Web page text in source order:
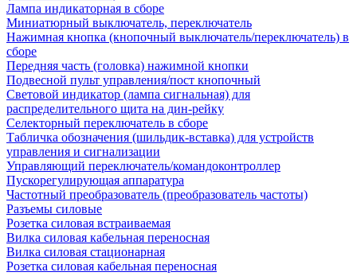
Лампа индикаторная в сборе
Миниатюрный выключатель, переключатель
Нажимная кнопка (кнопочный выключатель/переключатель) в
сборе
Передняя часть (головка) нажимной кнопки
Подвесной пульт управления/пост кнопочный
Световой индикатор (лампа сигнальная) для
распределительного щита на дин-рейку
Селекторный переключатель в сборе
Табличка обозначения (шильдик-вставка) для устройств
управления и сигнализации
Управляющий переключатель/командоконтроллер
Пускорегулирующая аппаратура
Частотный преобразователь (преобразователь частоты)
Разъемы силовые
Розетка силовая встраиваемая
Вилка силовая кабельная переносная
Вилка силовая стационарная
Розетка силовая кабельная переносная